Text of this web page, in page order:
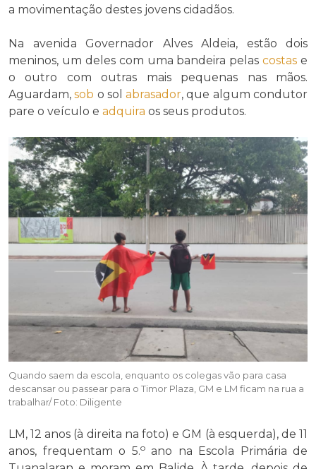
a movimentação destes jovens cidadãos.
Na avenida Governador Alves Aldeia, estão dois
meninos, um deles com uma bandeira pelascostas e
o outro com outras mais pequenas nas mãos.
Aguardam,sob o solabrasador, que algum condutor
pare o veículo e adquira os seus produtos.
Quando saem da escola, enquanto os colegas vão para casa
descansar ou passear para o Timor Plaza, GM e LM ficam na rua a
trabalhar/ Foto: Diligente
LM, 12 anos (à direita na foto) e GM (à esquerda), de 11
anos, frequentam o 5.oano na Escola Primária de